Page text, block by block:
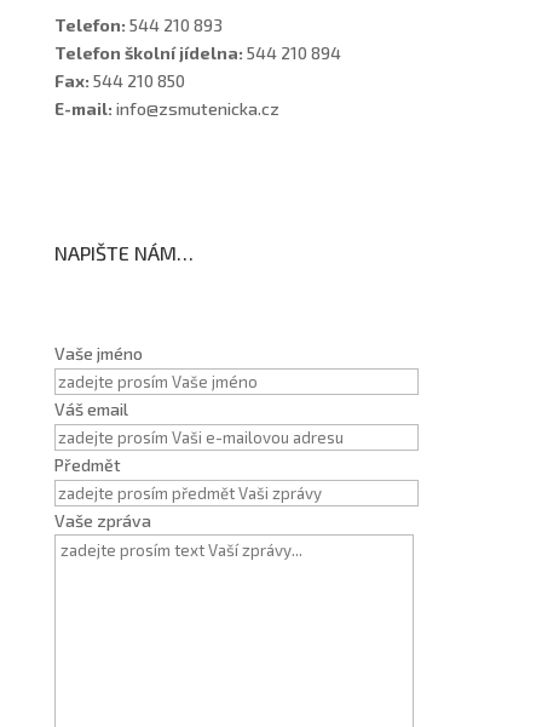
Telefon: 544 210 893
Telefon školní jídelna: 544 210 894
Fax: 544 210 850
E-mail: info@zsmutenicka.cz
NAPIŠTE NÁM…
Vaše jméno
Váš email
Předmět
Vaše zpráva